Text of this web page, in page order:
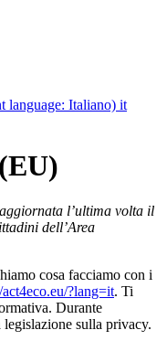
it
l’ultima volta il
dell’Area
cosa facciamo con i
?lang=it. Ti
Durante
sulla privacy.